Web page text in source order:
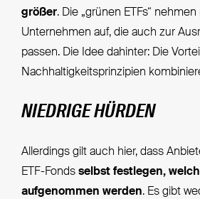
größer. Die „grünen ETFs“
Unternehmen auf, die auch zur
passen. Die Idee dahinter: Die
Nachhaltigkeitsprinzipien
NIEDRIGE HÜRDEN
Allerdings gilt auch hier, dass
ETF-Fonds selbst festlegen,
aufgenommen werden. Es gibt